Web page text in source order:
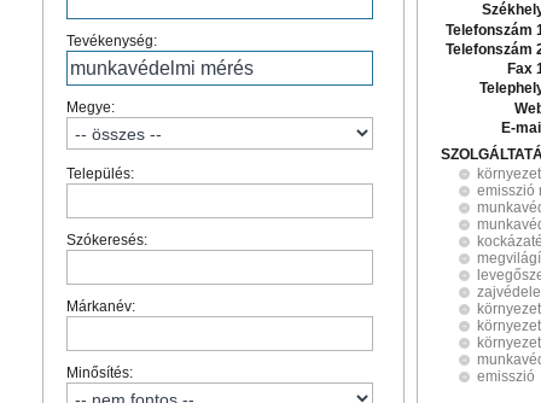
Tevékenység:
Megye:
Település:
Szókeresés:
Márkanév:
Minősítés:
Telefonszám
Telefonszám
Fax
E-
emisszió
emisszió